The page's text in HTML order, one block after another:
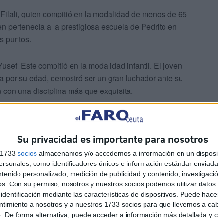
Su privacidad es importante para nosotros
socios almacenamos y/o accedemos a información en un
como identificadores únicos e información estándar
personalizado, medición de publicidad y contenido,
Con su permiso, nosotros y nuestros socios podemos utilizar datos
mediante las características de dispositivos. Puede
a nosotros y a nuestros 1733 socios para que llevemos a
De forma alternativa, puede acceder a información más detallada y
quien compitió en la modalidad de menos de 65
pertenecía a la prestigiosa escuela de Pedrito en
puntos.
Este compitió en la modalidad infantil. El joven
su edad, demostró ser un gran luchador ante su
una disciplina más que exquisita.
edición de Muaythai profesional y amateur
nivel, dejando el nombre de Ceuta bastante alto en